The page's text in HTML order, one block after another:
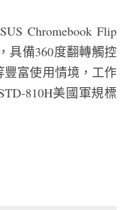
Chromebook Flip
具備360度翻轉觸控
富使用情境，工作
810H美國軍規標